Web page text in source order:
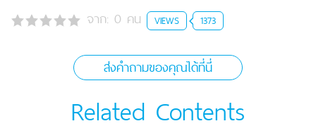
จาก: 0 คน VIEWS 1373
ส่งคำถามของคุณได้ที่นี่
Related Contents